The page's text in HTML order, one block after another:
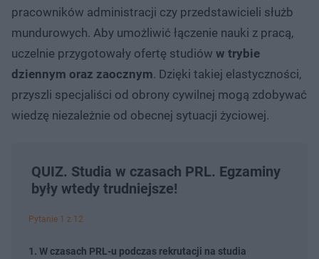
pracowników administracji czy przedstawicieli służb
mundurowych. Aby umożliwić łączenie nauki z pracą,
uczelnie przygotowały ofertę studiów w trybie
dziennym oraz zaocznym. Dzięki takiej elastyczności,
przyszli specjaliści od obrony cywilnej mogą zdobywać
wiedzę niezależnie od obecnej sytuacji życiowej.
QUIZ. Studia w czasach PRL. Egzaminy
były wtedy trudniejsze!
Pytanie 1 z 12
1. W czasach PRL-u podczas rekrutacji na studia